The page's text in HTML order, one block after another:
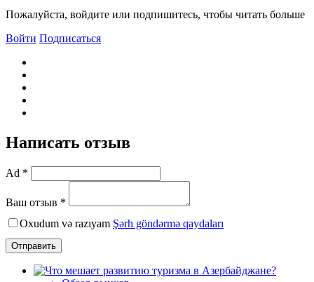
Пожалуйста, войдите или подпишитесь, чтобы читать больше
Войти Подписаться
Написать отзыв
Ad *
Ваш отзыв *
Oxudum və razıyam Şərh göndərmə qaydaları
Отправить